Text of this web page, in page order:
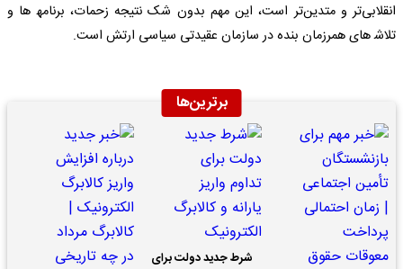
انقلابی‌تر و متدین‌تر است، این مهم بدون شک نتیجه زحمات، برنامه‍ ها و
تلاش‍ های همرزمان بنده در سازمان عقیدتی سیاسی ارتش است.
برترین‌ها
شرط جدید دولت برای